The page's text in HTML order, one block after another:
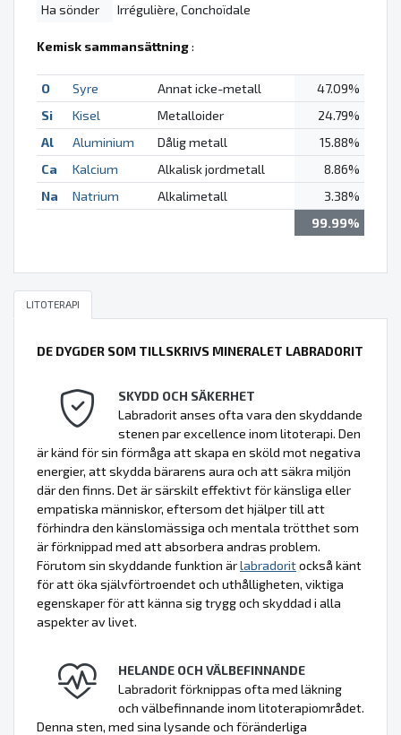
Ha sönder
Irrégulière, Conchoïdale
Kemisk sammansättning:
O Syre Annat icke-metall
47.09%
Si
Kisel Metalloider
24.79%
Al
Aluminium Dålig metall
15.88%
Ca
Kalcium Alkalisk jordmetall
8.86%
Na
Natrium Alkalimetall
3.38%
99.99%
LITOTERAPI
DE DYGDER SOM TILLSKRIVS MINERALET LABRADORIT
SKYDD OCH SÄKERHET
Labradorit anses ofta vara den skyddande
stenen par excellence inom litoterapi. Den
är känd för sin förmåga att skapa en sköld mot negativa
energier, att skydda bärarens aura och att säkra miljön
där den finns. Det är särskilt effektivt för känsliga eller
empatiska människor, eftersom det hjälper till att
förhindra den känslomässiga och mentala trötthet som
är förknippad med att absorbera andras problem.
Förutom sin skyddande funktion ärlabradoritockså känt
för att öka självförtroendet och uthålligheten, viktiga
egenskaper för att känna sig trygg och skyddad i alla
aspekter av livet.
HELANDE OCH VÄLBEFINNANDE
Labradorit förknippas ofta med läkning
och välbefinnande inom litoterapiområdet.
Denna sten, med sina lysande och föränderliga